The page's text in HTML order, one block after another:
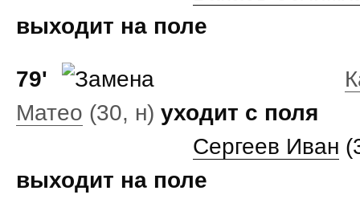
выходит на поле
79'
Матео (30, н) уходит с поля
Сергеев Иван
выходит на поле